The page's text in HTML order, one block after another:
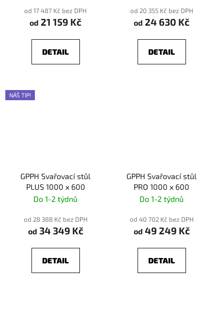
od 17 487 Kč bez DPH
od 21 159 Kč
DETAIL
od 20 355 Kč bez DPH
od 24 630 Kč
DETAIL
NÁŠ TIP!
GPPH Svařovací stůl
PLUS 1000 x 600
Do 1-2 týdnů
od 28 388 Kč bez DPH
od 34 349 Kč
DETAIL
GPPH Svařovací stůl
PRO 1000 x 600
Do 1-2 týdnů
od 40 702 Kč bez DPH
od 49 249 Kč
DETAIL